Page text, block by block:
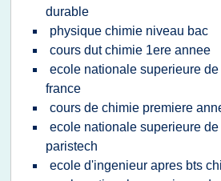
durable
physique chimie niveau bac
cours dut chimie 1ere annee
ecole nationale superieure
france
cours de chimie premiere
ecole nationale superieure
paristech
ecole d'ingenieur apres bts